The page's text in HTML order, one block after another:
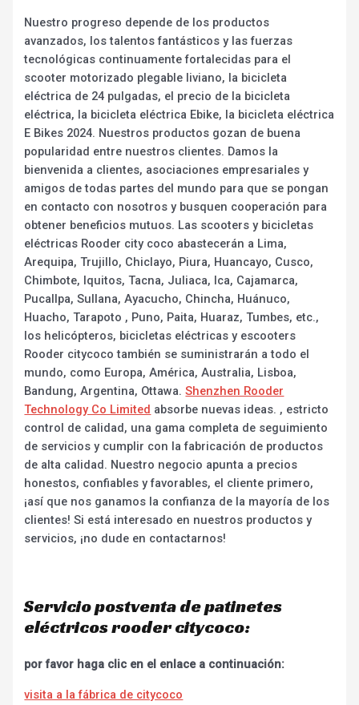
Nuestro progreso depende de los productos
avanzados, los talentos fantásticos y las fuerzas
tecnológicas continuamente fortalecidas para el
scooter motorizado plegable liviano, la bicicleta
eléctrica de 24 pulgadas, el precio de la bicicleta
eléctrica, la bicicleta eléctrica Ebike, la bicicleta eléctrica
E Bikes 2024. Nuestros productos gozan de buena
popularidad entre nuestros clientes. Damos la
bienvenida a clientes, asociaciones empresariales y
amigos de todas partes del mundo para que se pongan
en contacto con nosotros y busquen cooperación para
obtener beneficios mutuos. Las scooters y bicicletas
eléctricas Rooder city coco abastecerán a Lima,
Arequipa, Trujillo, Chiclayo, Piura, Huancayo, Cusco,
Chimbote, Iquitos, Tacna, Juliaca, Ica, Cajamarca,
Pucallpa, Sullana, Ayacucho, Chincha, Huánuco,
Huacho, Tarapoto , Puno, Paita, Huaraz, Tumbes, etc.,
los helicópteros, bicicletas eléctricas y escooters
Rooder citycoco también se suministrarán a todo el
mundo, como Europa, América, Australia, Lisboa,
Bandung, Argentina, Ottawa.Shenzhen Rooder
Technology Co Limited absorbe nuevas ideas. , estricto
control de calidad, una gama completa de seguimiento
de servicios y cumplir con la fabricación de productos
de alta calidad. Nuestro negocio apunta a precios
honestos, confiables y favorables, el cliente primero,
¡así que nos ganamos la confianza de la mayoría de los
clientes! Si está interesado en nuestros productos y
servicios, ¡no dude en contactarnos!
Servicio postventa de patinetes
eléctricos rooder citycoco:
por favor haga clic en el enlace a continuación:
visita a la fábrica de citycoco